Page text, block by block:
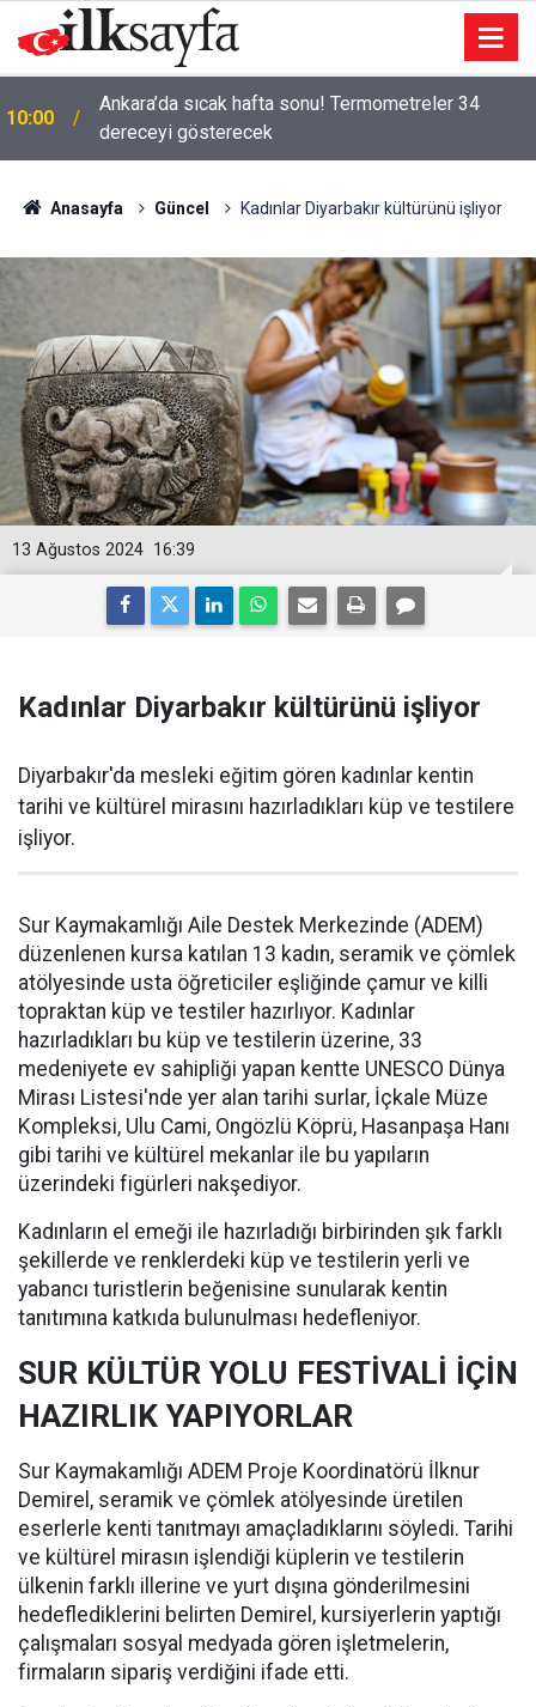
10:00
Ankara’da sıcak hafta sonu! Termometreler 34
dereceyi gösterecek
Anasayfa Güncel Kadınlar Diyarbakır kültürünü işliyor
16:39
13 Ağustos 2024
Kadınlar Diyarbakır kültürünü işliyor
Diyarbakır'da mesleki eğitim gören kadınlar kentin
tarihi ve kültürel mirasını hazırladıkları küp ve testilere
işliyor.
Sur Kaymakamlığı Aile Destek Merkezinde (ADEM)
düzenlenen kursa katılan 13 kadın, seramik ve çömlek
atölyesinde usta öğreticiler eşliğinde çamur ve killi
topraktan küp ve testiler hazırlıyor. Kadınlar
hazırladıkları bu küp ve testilerin üzerine, 33
medeniyete ev sahipliği yapan kentte UNESCO Dünya
Mirası Listesi'nde yer alan tarihi surlar, İçkale Müze
Kompleksi, Ulu Cami, Ongözlü Köprü, Hasanpaşa Hanı
gibi tarihi ve kültürel mekanlar ile bu yapıların
üzerindeki figürleri nakşediyor.
Kadınların el emeği ile hazırladığı birbirinden şık farklı
şekillerde ve renklerdeki küp ve testilerin yerli ve
yabancı turistlerin beğenisine sunularak kentin
tanıtımına katkıda bulunulması hedefleniyor.
SUR KÜLTÜR YOLU FESTİVALİ İÇİN
HAZIRLIK YAPIYORLAR
Sur Kaymakamlığı ADEM Proje Koordinatörü İlknur
Demirel, seramik ve çömlek atölyesinde üretilen
eserlerle kenti tanıtmayı amaçladıklarını söyledi. Tarihi
ve kültürel mirasın işlendiği küplerin ve testilerin
ülkenin farklı illerine ve yurt dışına gönderilmesini
hedeflediklerini belirten Demirel, kursiyerlerin yaptığı
çalışmaları sosyal medyada gören işletmelerin,
firmaların sipariş verdiğini ifade etti.